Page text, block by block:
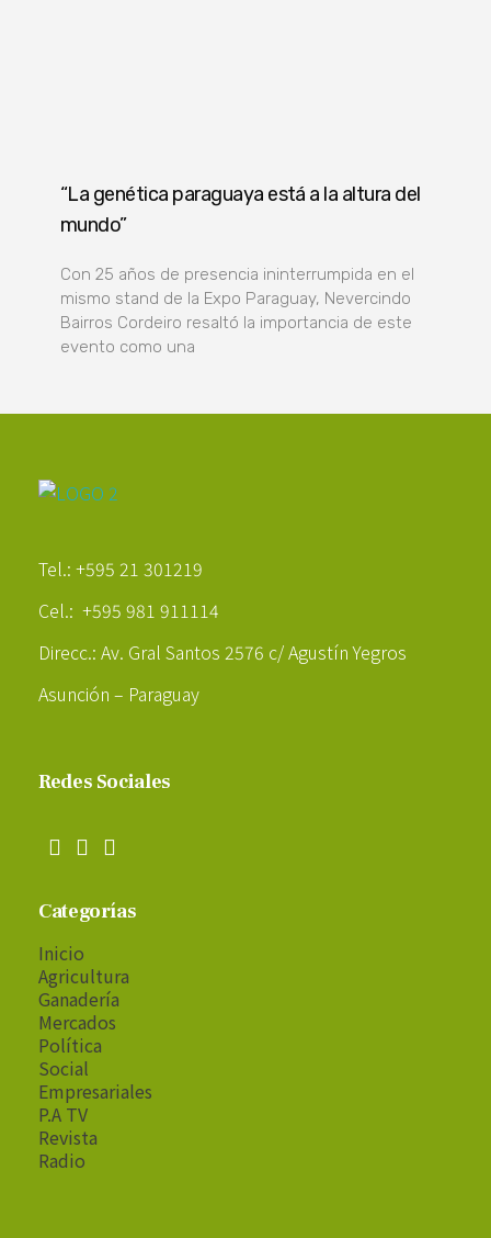
“La genética paraguaya está a la altura del
mundo”
Con 25 años de presencia ininterrumpida en el
mismo stand de la Expo Paraguay, Nevercindo
Bairros Cordeiro resaltó la importancia de este
evento como una
Tel.: +595 21 301219
Cel.: +595 981 911114
Direcc.: Av. Gral Santos 2576 c/ Agustín Yegros
Asunción – Paraguay
Redes Sociales
Categorías
Inicio
Agricultura
Ganadería
Mercados
Política
Social
Empresariales
P.A TV
Revista
Radio